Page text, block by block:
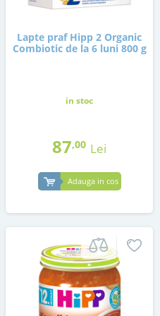
Lapte praf Hipp 2 Organic
Combiotic de la 6 luni 800 g
in stoc
87,00 Lei
Adauga in cos